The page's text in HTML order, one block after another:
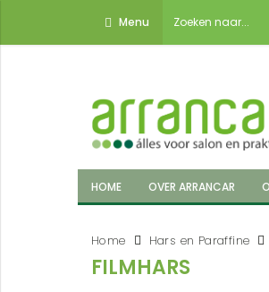
Menu
HOME OVER ARRANCAR
Home Hars en Paraffine
FILMHARS